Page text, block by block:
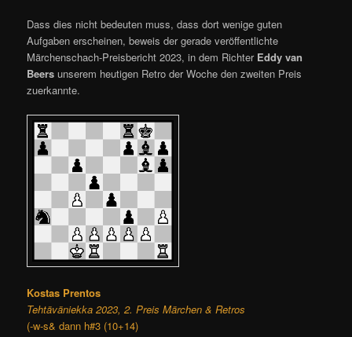
Dass dies nicht bedeuten muss, dass dort wenige guten
Aufgaben erscheinen, beweis der gerade veröffentlichte
Märchenschach-Preisbericht 2023, in dem Richter Eddy van
Beers unserem heutigen Retro der Woche den zweiten Preis
zuerkannte.
Kostas Prentos
Tehtäväniekka 2023, 2. Preis Märchen & Retros
(-w-s& dann h#3 (10+14)